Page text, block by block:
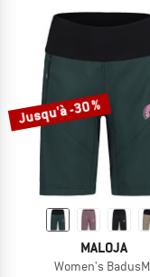
Jusqu'à -30 %
MALOJA
Women's